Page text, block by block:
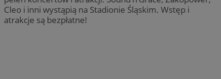
Cleo i inni wystąpią na Stadionie Śląskim. Wstęp i
atrakcje są bezpłatne!